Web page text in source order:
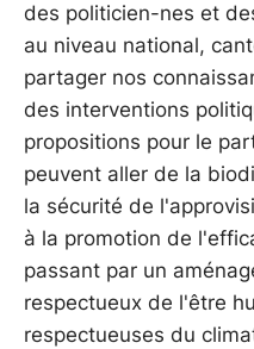
des politicien-nes et
au niveau national,
partager nos
des interventions
propositions pour le
peuvent aller de la
la sécurité de
à la promotion de
passant par un
respectueux de l'être
respectueuses du